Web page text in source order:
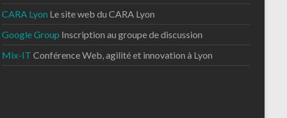
CARA Lyon Le site web du CARA Lyon
Google Group Inscription au groupe de discussion
Mix-IT Conférence Web, agilité et innovation à Lyon